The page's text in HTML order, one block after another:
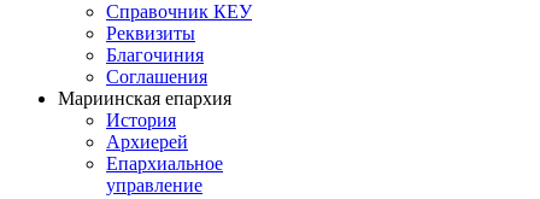
Справочник КЕУ
Реквизиты
Благочиния
Соглашения
Мариинская епархия
История
Архиерей
Епархиальное
управление